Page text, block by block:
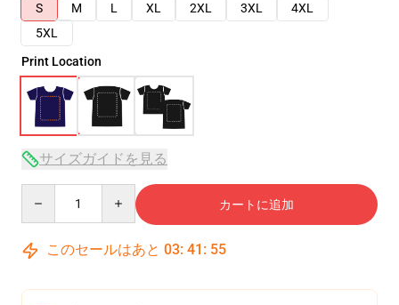
S
M L XL 2XL 3XL
4XL
5XL
Print Location
サイズガイドを見る
カートに追加
このセールはあと 03: 41 : 54